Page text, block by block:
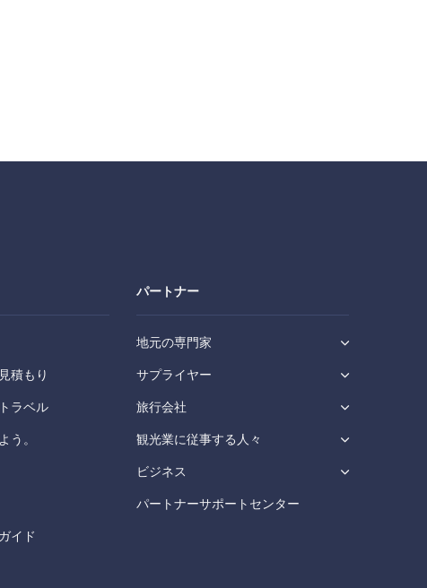
積もり
ラベル
う。
イド
パートナー
地元の専門家
サプライヤー
旅行会社
観光業に従事する人々
ビジネス
パートナーサポートセンター